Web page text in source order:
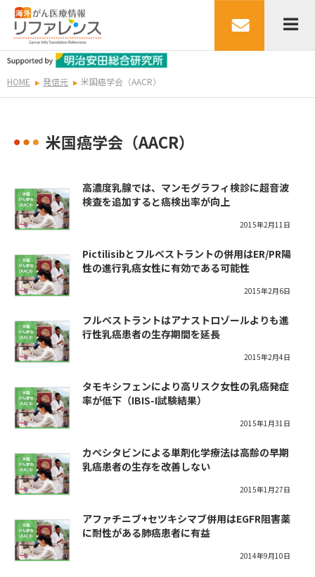
HOME 発信元 米国癌学会（AACR）
米国癌学会（AACR）
高濃度乳腺では、マンモグラフィ検診に超音波
検査を追加すると癌検出率が向上
2015年2月11日
Pictilisibとフルベストラントの併用はER/PR陽
性の進行乳癌女性に有効である可能性
2015年2月6日
フルベストラントはアナストロゾールよりも進
行性乳癌患者の生存期間を延長
2015年2月4日
タモキシフェンにより高リスク女性の乳癌発症
率が低下（IBIS-I試験結果）
2015年1月31日
カペシタビンによる単剤化学療法は高齢の早期
乳癌患者の生存を改善しない
2015年1月27日
アファチニブ+セツキシマブ併用はEGFR阻害薬
に耐性がある肺癌患者に有益
2014年9月10日